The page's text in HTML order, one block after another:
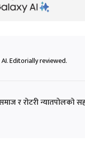
Editorially reviewed.
र रोटरी न्यातपोलको